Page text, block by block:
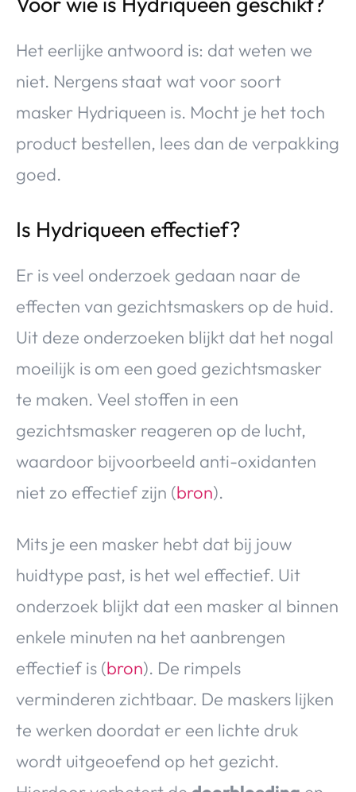
Het eerlijke antwoord is: dat weten we
niet. Nergens staat wat voor soort
masker Hydriqueen is. Mocht je het toch
product bestellen, lees dan de verpakking
goed.
Is Hydriqueen effectief?
Er is veel onderzoek gedaan naar de
effecten van gezichtsmaskers op de huid.
Uit deze onderzoeken blijkt dat het nogal
moeilijk is om een goed gezichtsmasker
te maken. Veel stoffen in een
gezichtsmasker reageren op de lucht,
waardoor bijvoorbeeld anti-oxidanten
niet zo effectief zijn (bron).
Mits je een masker hebt dat bij jouw
huidtype past, is het wel effectief. Uit
onderzoek blijkt dat een masker al binnen
enkele minuten na het aanbrengen
effectief is (bron). De rimpels
verminderen zichtbaar. De maskers lijken
te werken doordat er een lichte druk
wordt uitgeoefend op het gezicht.